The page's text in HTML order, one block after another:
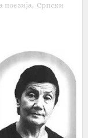
поезија, Српски